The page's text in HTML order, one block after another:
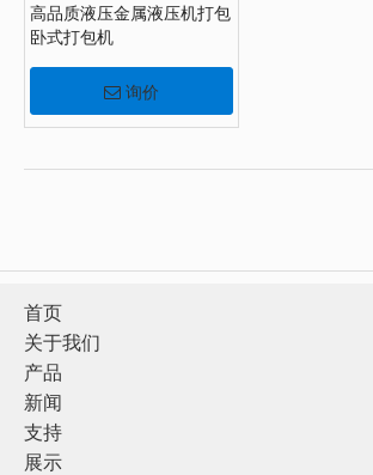
高品质液压金属液压机打包
卧式打包机
询价
首页
关于我们
产品
新闻
支持
展示